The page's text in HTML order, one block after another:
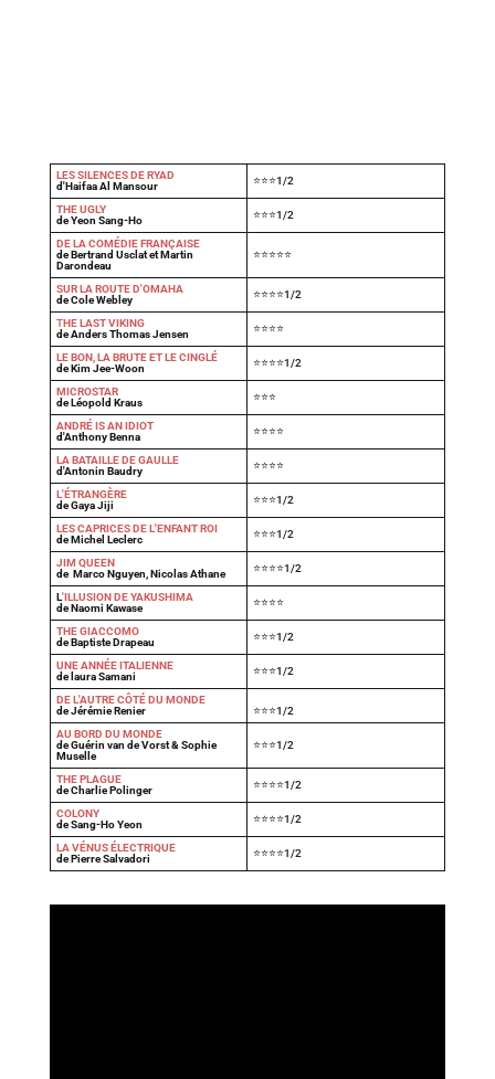
LES SILENCES DE RYAD
d'Haifaa Al Mansour
⭐⭐⭐1/2
THE UGLY
de Yeon Sang-Ho
⭐⭐⭐1/2
DE LA COMÉDIE FRANÇAISE
de Bertrand Usclat et Martin
Darondeau
⭐⭐⭐⭐⭐
SUR LA ROUTE D'OMAHA
de Cole Webley
⭐⭐⭐⭐1/2
THE LAST VIKING
de Anders Thomas Jensen
⭐⭐⭐⭐
LE BON, LA BRUTE ET LE CINGLÉ
de Kim Jee-Woon
⭐⭐⭐⭐1/2
MICROSTAR
de Léopold Kraus
⭐⭐⭐
ANDRÉ IS AN IDIOT
d'Anthony Benna
⭐⭐⭐⭐
LA BATAILLE DE GAULLE
d'Antonin Baudry
⭐⭐⭐⭐
L'ÉTRANGÈRE
de Gaya Jiji
⭐⭐⭐1/2
LES CAPRICES DE L'ENFANT ROI
de Michel Leclerc
⭐⭐⭐1/2
JIM QUEEN
de Marco Nguyen, Nicolas Athane
⭐⭐⭐⭐1/2
L'ILLUSION DE YAKUSHIMA
de Naomi Kawase
⭐⭐⭐⭐
THE GIACCOMO
de Baptiste Drapeau
⭐⭐⭐1/2
UNE ANNÉE ITALIENNE
de laura Samani
⭐⭐⭐1/2
DE L'AUTRE CÔTÉ DU MONDE
de Jérémie Renier
⭐⭐⭐1/2
AU BORD DU MONDE
de Guérin van de Vorst & Sophie
Muselle
⭐⭐⭐1/2
THE PLAGUE
de Charlie Polinger
⭐⭐⭐⭐1/2
COLONY
de Sang-Ho Yeon
⭐⭐⭐⭐1/2
LA VÉNUS ÉLECTRIQUE
de Pierre Salvadori
⭐⭐⭐⭐1/2